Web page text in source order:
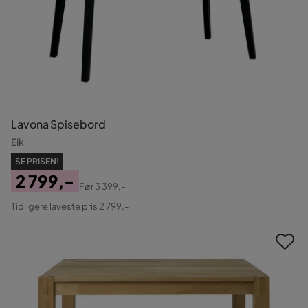
Lavona Spisebord
Eik
SE PRISEN!
Pris
2 799,-
Original
Før3 399,-
Tidligere laveste pris 2 799,-